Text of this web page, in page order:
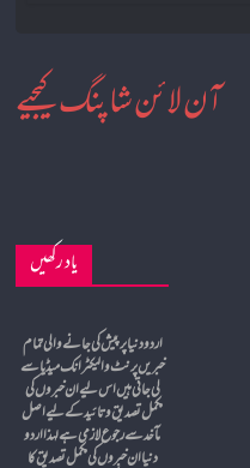
آن لائن شاپنگ کیجیے
یاد رکھیں
خبریں پرنٹ و الیکٹرانک میڈیا سے
لی جاتی ہیں اس لیے ان خبروں کی
مکمل تصدیق و تائید کے لیے اصل
مآخد سے رجوع لازمی ہے لہذا اردو
دنیا ان خبروں کی مکمل تصدیق کا